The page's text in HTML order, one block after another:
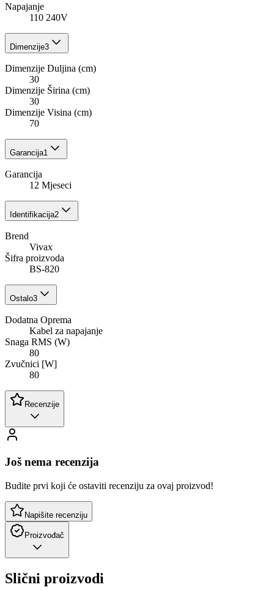
Napajanje
110 240V
Dimenzije3
Dimenzije Duljina (cm)
30
Dimenzije Širina (cm)
30
Dimenzije Visina (cm)
70
Garancija1
Garancija
12 Mjeseci
Identifikacija2
Brend
Vivax
Šifra proizvoda
BS-820
Ostalo3
Dodatna Oprema
Kabel za napajanje
Snaga RMS (W)
80
Zvučnici [W]
80
Recenzije
Još nema recenzija
Budite prvi koji će ostaviti recenziju za ovaj proizvod!
Napišite recenziju
Proizvođač
Slični proizvodi